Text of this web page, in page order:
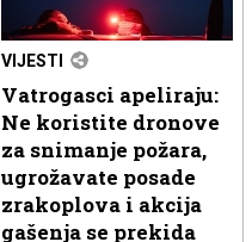
VIJESTI
Vatrogasci apeliraju:
Ne koristite dronove
za snimanje požara,
ugrožavate posade
zrakoplova i akcija
gašenja se prekida